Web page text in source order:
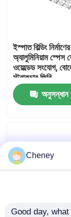
মান নিয়ন্ত্রণ
যোগাযোগ করুন
মামলা
স্পেস ফ্রেম ট্রাস
ইস্পাত বিল্ডিং
অ্যালুমিনিয়াম স্পেস
ওয়েল্ডেড সংযোগ,
স্ট্রাকচার জিবি
অনুসন্ধান
Cheney
Good day,